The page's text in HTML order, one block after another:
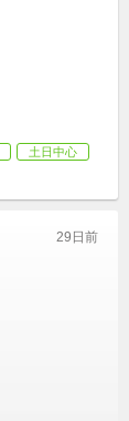
土日中心
29日前